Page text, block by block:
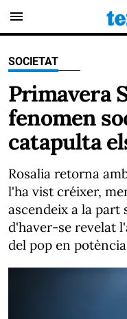
menu
SOCIETAT
Primavera
fenomen
catapulta
Rosalia retorna
l'ha vist créixer,
ascendeix a la part
d'haver-se revelat
del pop en potència